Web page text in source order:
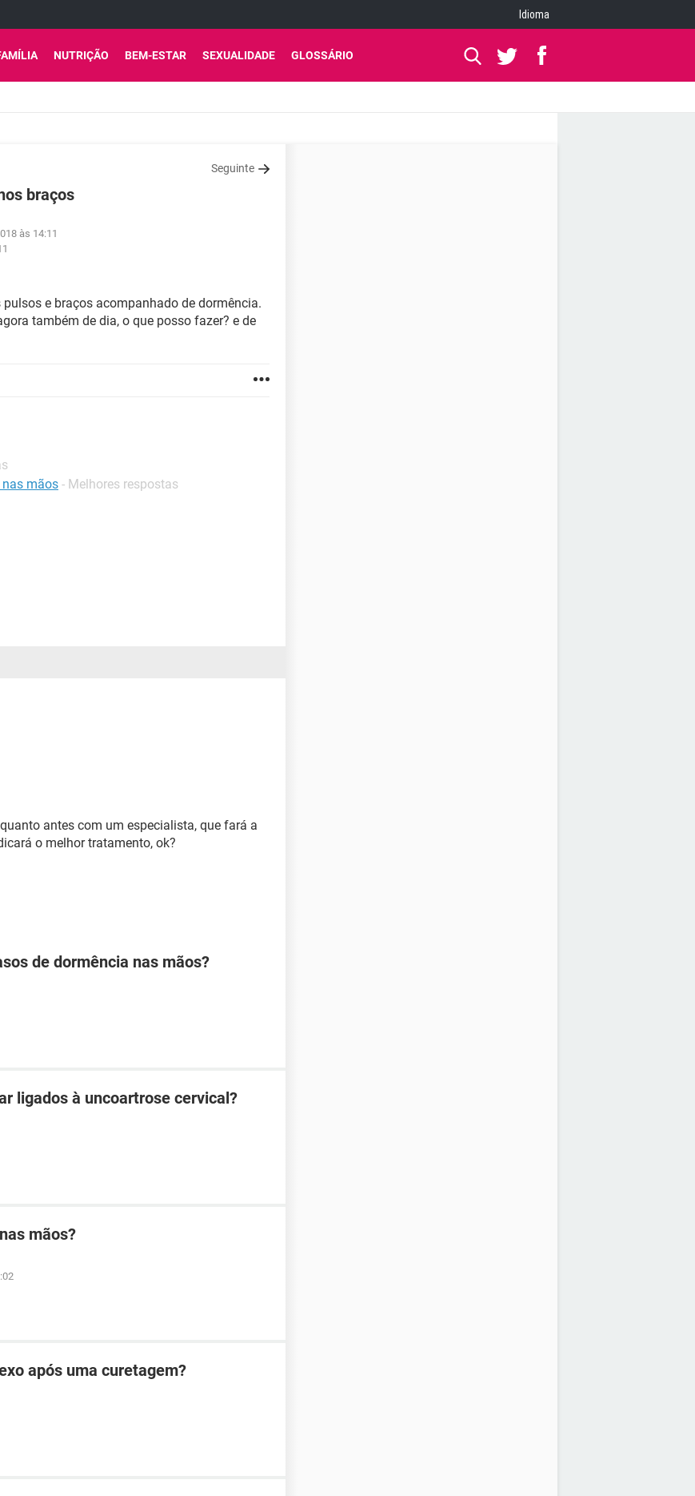
Idioma
NUTRIÇÃO BEM-ESTAR SEXUALIDADE GLOSSÁRIO
Seguinte
braços
às 14:11
e braços acompanhado de dormência.
também de dia, o que posso fazer? e de
mãos - Melhores respostas
antes com um especialista, que fará a
o melhor tratamento, ok?
de dormência nas mãos?
ligados à uncoartrose cervical?
mãos?
após uma curetagem?